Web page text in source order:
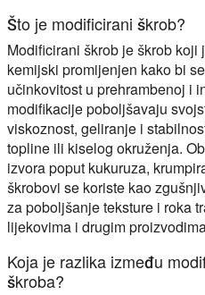
Što je modificirani škrob?
Modificirani škrob je škrob koji
kemijski promijenjen kako bi
učinkovitost u prehrambenoj i
modifikacije poboljšavaju
viskoznost, geliranje i
topline ili kiselog okruženja.
izvora poput kukuruza,
škrobovi se koriste kao
za poboljšanje teksture i roka
lijekovima i drugim
Koja je razlika između
škroba?